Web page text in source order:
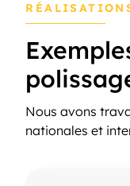
Nous avons
nationales et